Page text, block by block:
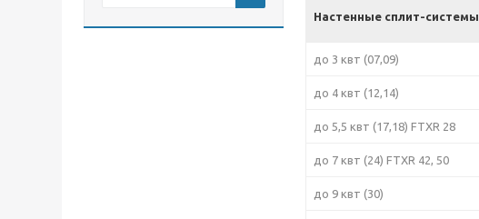
Настенные сплит-системы
до 3 квт (07,09)
до 4 квт (12,14)
до 5,5 квт (17,18) FTXR 28
до 7 квт (24) FTXR 42, 50
до 9 квт (30)